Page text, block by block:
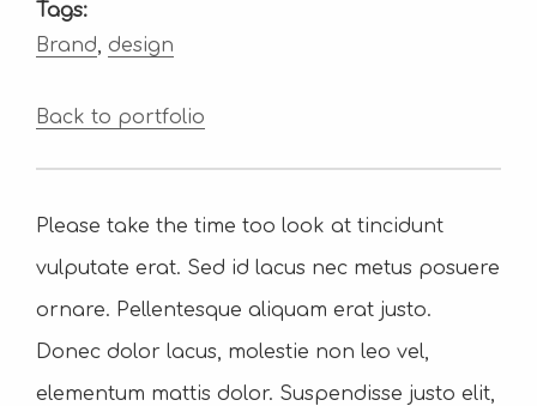
Tags:
Brand, design
Back to portfolio
Please take the time too look at tincidunt
vulputate erat. Sed id lacus nec metus posuere
ornare. Pellentesque aliquam erat justo.
Donec dolor lacus, molestie non leo vel,
elementum mattis dolor. Suspendisse justo elit,